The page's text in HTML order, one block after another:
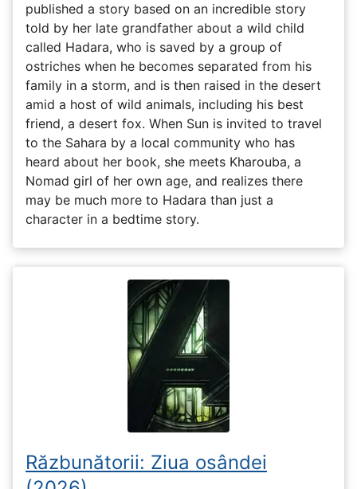
published a story based on an incredible story
told by her late grandfather about a wild child
called Hadara, who is saved by a group of
ostriches when he becomes separated from his
family in a storm, and is then raised in the desert
amid a host of wild animals, including his best
friend, a desert fox. When Sun is invited to travel
to the Sahara by a local community who has
heard about her book, she meets Kharouba, a
Nomad girl of her own age, and realizes there
may be much more to Hadara than just a
character in a bedtime story.
Răzbunătorii: Ziua osândei